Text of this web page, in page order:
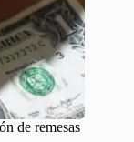
de remesas